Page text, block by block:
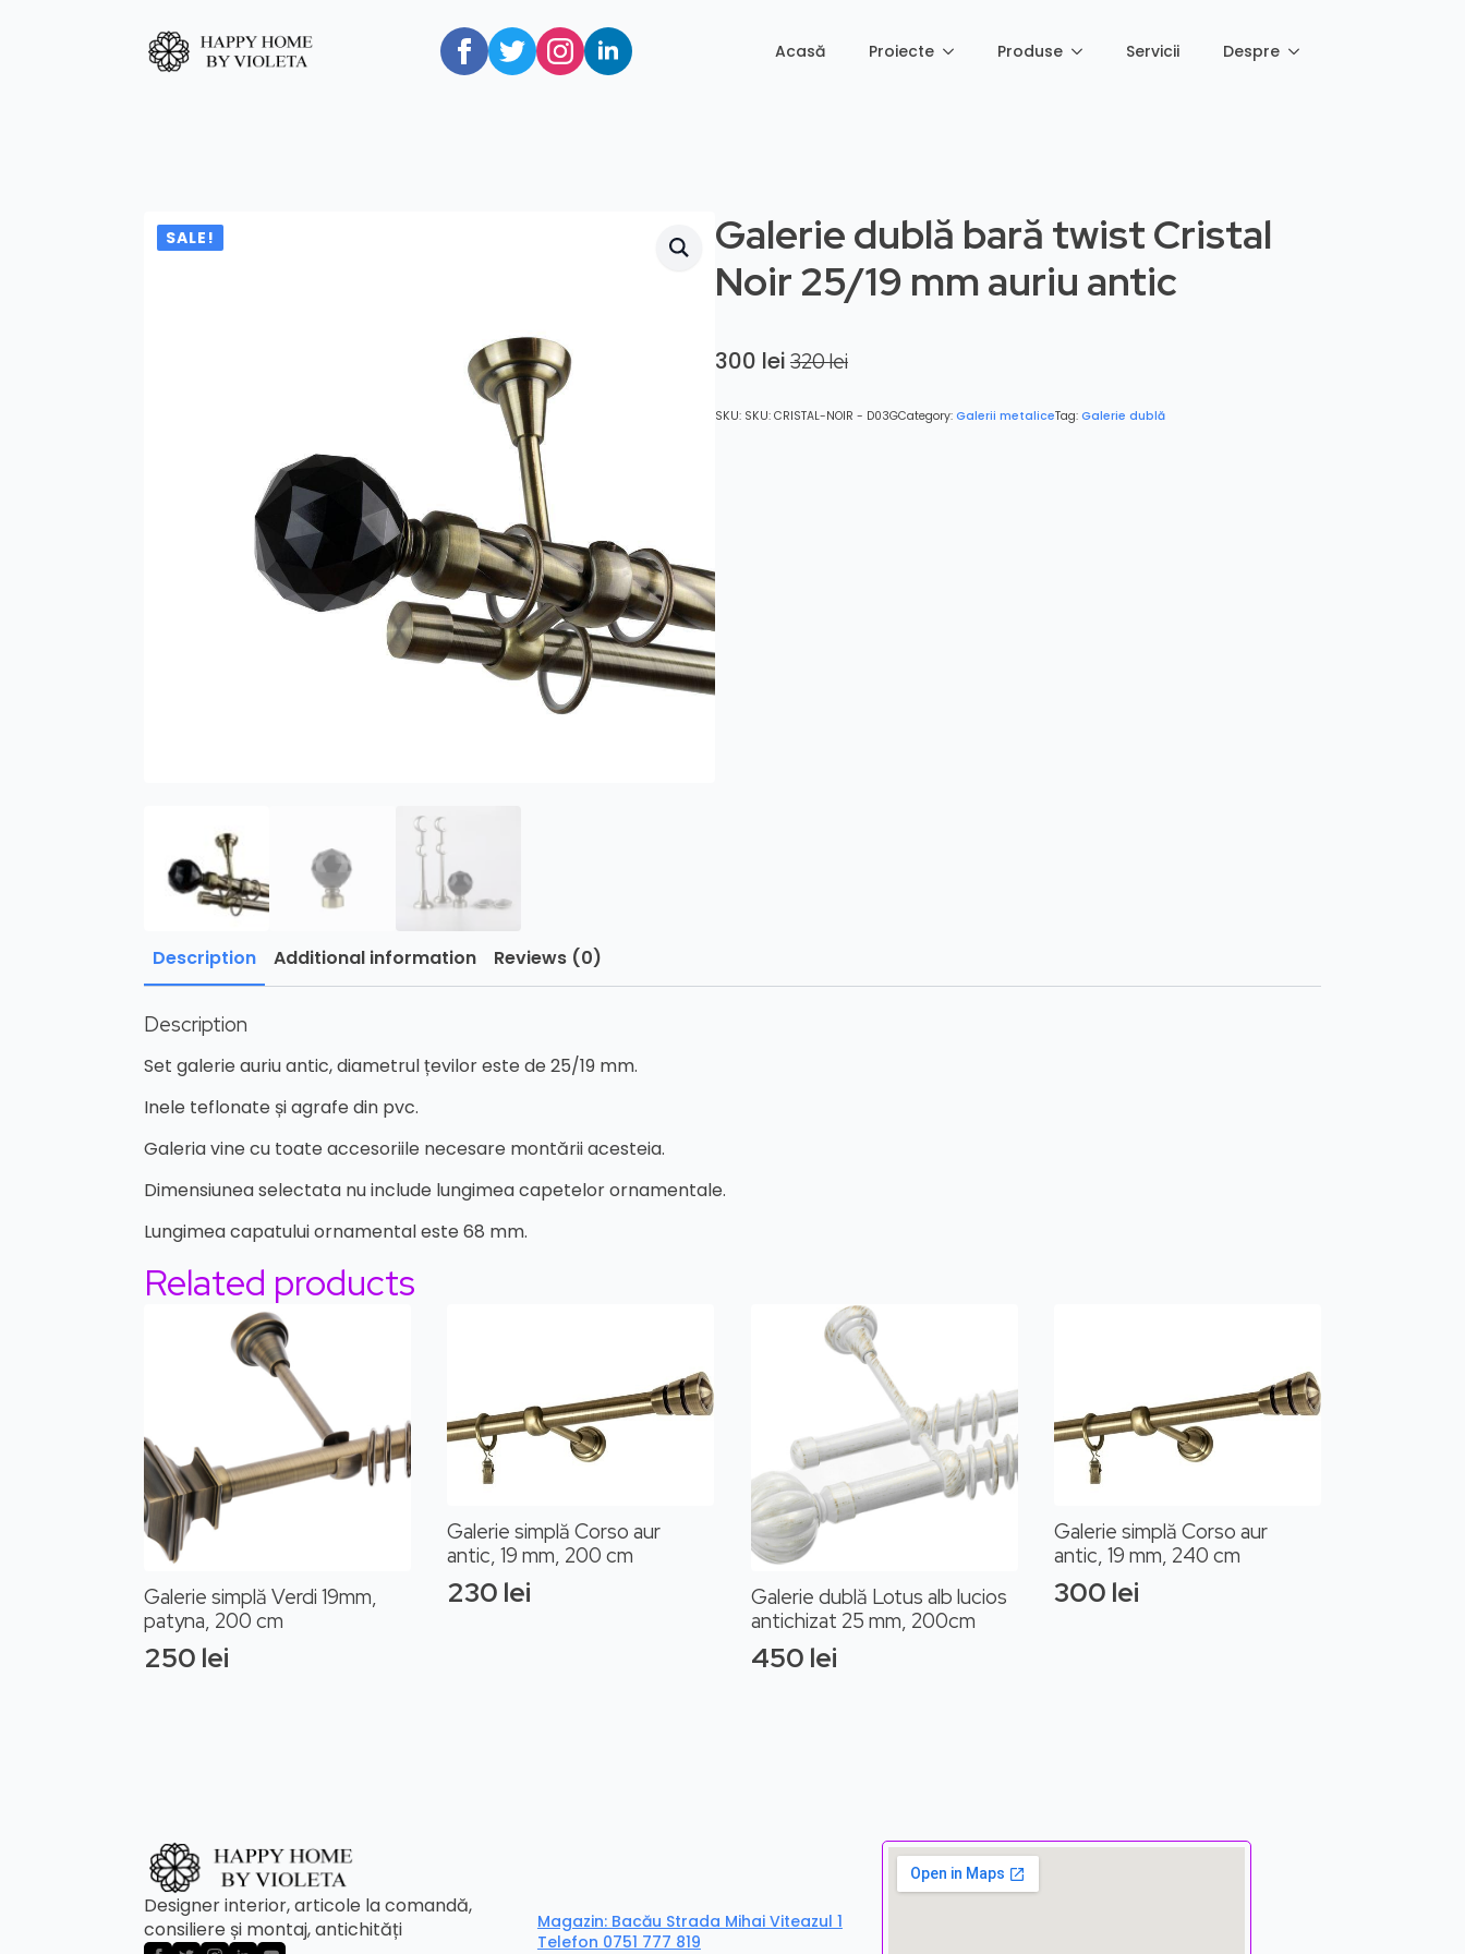
Acasă Proiecte Produse Servicii Despre
SALE!
Galerie dublă bară twist Cristal
Noir 25/19 mm auriu antic
320lei
Original
was:
300 lei
Current
is:
SKU: SKU: CRISTAL-NOIR - D03GCategory: Galerii metaliceTag: Galerie dublă
Description Additional information Reviews (0)
Description
Set galerie auriu antic, diametrul țevilor este de 25/19 mm.
Inele teflonate și agrafe din pvc.
Galeria vine cu toate accesoriile necesare montării acesteia.
Dimensiunea selectata nu include lungimea capetelor ornamentale.
Lungimea capatului ornamental este 68 mm.
Related products
Galerie simplă Verdi 19mm,
patyna, 200 cm
250 lei
Galerie simplă Corso aur
antic, 19 mm, 200 cm
230 lei
Galerie dublă Lotus alb lucios
antichizat 25 mm, 200cm
450 lei
Galerie simplă Corso aur
antic, 19 mm, 240 cm
300 lei
Designer interior, articole la comandă,
consiliere și montaj, antichități
Magazin: Bacău Strada Mihai Viteazul 1
Telefon 0751 777 819